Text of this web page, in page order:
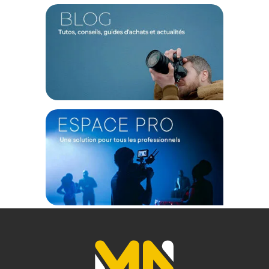
L'intégration d'une motorisation autofocus STM couplée à
une vis sans fin transforme votre expérience de prise de vue
grâce à une mise au point redoutable d'efficacité dès 0,74
de votre modèle instantanément et s'adapte aussi bien à la
photographie sur le vif qu'aux tournages vidéo nécessitant
une discrétion absolue. De plus, la mise au point interne
garantit que le fût de 69 x 76 mm ne s'allonge jamais
pendant l'utilisation, ce qui maintient le centre de gravité de
l'optique parfaitement stable, un véritable atout pour une
utilisation prolongée sur un stabilisateur.
Caractéristiques de l'objectif Viltrox AF 75mm f/1.8 EVO
OPTIQUE
Focale : 75 mm (équivalent 112,5 mm en plein format)
Ouverture maximale : f/1.8
Nombre de lamelles du diaphragme : 9
Angle de champ : 21,4 degrés